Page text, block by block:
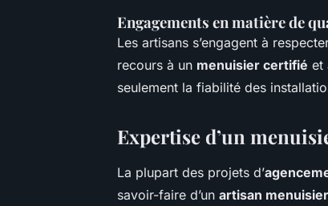
Engagements en matière de
Les artisans s’engagent à
recours à un menuisier certifié et
seulement la fiabilité des
Expertise d’un
La plupart des projets d’
savoir-faire d’un artisan